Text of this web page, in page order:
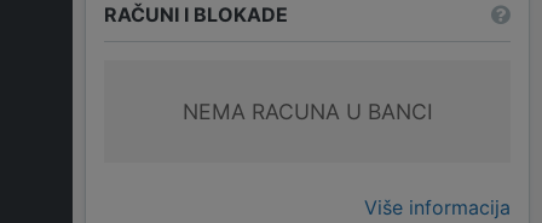
RAČUNI I BLOKADE
NEMA RACUNA U BANCI
Više informacija